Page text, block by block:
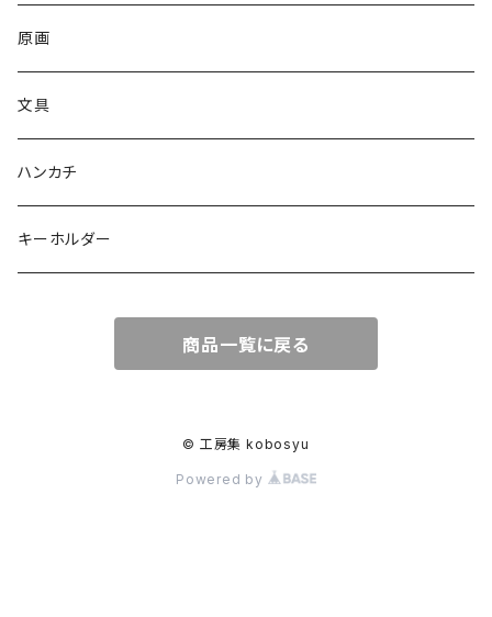
原画
文具
ハンカチ
キーホルダー
商品一覧に戻る
© 工房集 kobosyu
Powered by